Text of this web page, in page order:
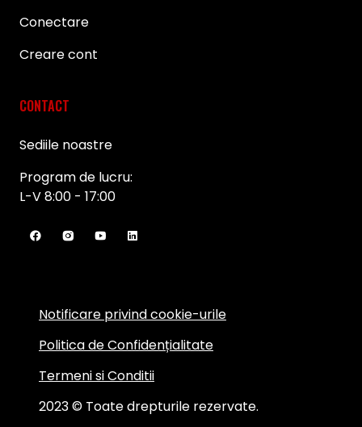
Conectare
Creare cont
CONTACT
Sediile noastre
Program de lucru:
L-V 8:00 - 17:00
2023 © Toate drepturile rezervate.
Notificare privind cookie-urile
Politica de Confidențialitate
Termeni si Conditii